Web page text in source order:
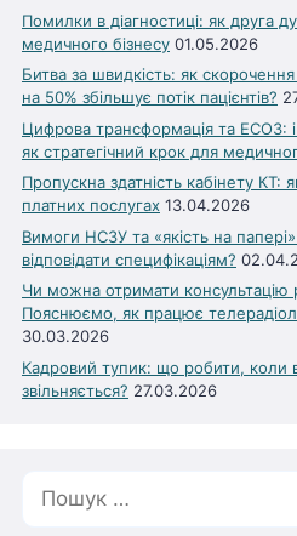
Помилки в діагностиці: як друга
медичного бізнесу 01.05.2026
Битва за швидкість: як
на 50% збільшує потік пацієнтів?
Цифрова трансформація та ЕСОЗ:
як стратегічний крок для
Пропускна здатність кабінету КТ:
платних послугах 13.04.2026
Вимоги НСЗУ та «якість на
відповідати специфікаціям?
Чи можна отримати консультацію
Пояснюємо, як працює
30.03.2026
Кадровий тупик: що робити, коли
звільняється? 27.03.2026